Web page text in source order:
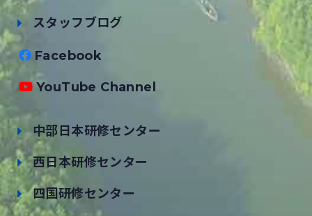
スタッフブログ
Facebook
YouTube Channel
中部日本研修センター
西日本研修センター
四国研修センター